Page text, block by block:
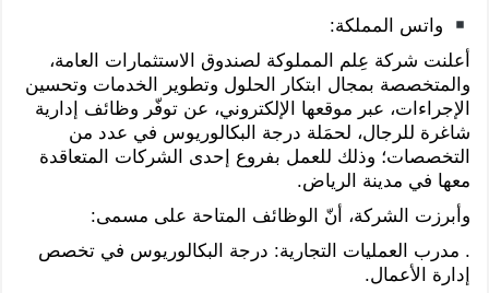
واتس المملكة:
أعلنت شركة عِلم المملوكة لصندوق الاستثمارات العامة،
والمتخصصة بمجال ابتكار الحلول وتطوير الخدمات وتحسين
الإجراءات، عبر موقعها الإلكتروني، عن توفّر وظائف إدارية
شاغرة للرجال، لحمَلة درجة البكالوريوس في عدد من
التخصصات؛ وذلك للعمل بفروع إحدى الشركات المتعاقدة
معها في مدينة الرياض.
وأبرزت الشركة، أنّ الوظائف المتاحة على مسمى:
. مدرب العمليات التجارية: درجة البكالوريوس في تخصص
إدارة الأعمال.